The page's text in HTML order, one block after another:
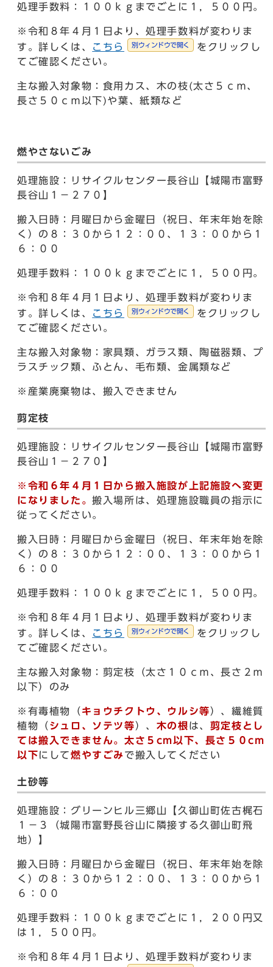
処理手数料：１００ｋｇまでごとに１，５００円。
※令和８年４月１日より、処理手数料が変わりま
す。詳しくは、
こちら 別ウィンドウで開く
をクリックし
てご確認ください。
主な搬入対象物：食用カス、木の枝(太さ５ｃｍ、
長さ５０ｃｍ以下)や葉、紙類など
燃やさないごみ
処理施設：リサイクルセンター長谷山【城陽市富野
長谷山１－２７０】
搬入日時：月曜日から金曜日（祝日、年末年始を除
く）の８：３０から１２：００、１３：００から１
６：００
処理手数料：１００ｋｇまでごとに１，５００円。
※令和８年４月１日より、処理手数料が変わりま
す。詳しくは、
こちら 別ウィンドウで開く
をクリックし
てご確認ください。
主な搬入対象物：家具類、ガラス類、陶磁器類、プ
ラスチック類、ふとん、毛布類、金属類など
※産業廃棄物は、搬入できません
剪定枝
処理施設：リサイクルセンター長谷山【城陽市富野
長谷山１－２７０】
※令和６年４月１日から搬入施設が
上記施設へ変更
になりました。搬入場所は、処理施設職員の指示に
従ってください。
搬入日時：月曜日から金曜日（祝日、年末年始を除
く）の８：３０から１２：００、１３：００から１
６：００
処理手数料：１００ｋｇまでごとに１，５００円。
※令和８年４月１日より、処理手数料が変わりま
す。詳しくは、
こちら 別ウィンドウで開く
をクリックし
てご確認ください。
主な搬入対象物：剪定枝（太さ１０ｃｍ、長さ２ｍ
以下）のみ
※有毒植物（ キョウチクトウ、ウルシ等）、繊維質
植物（ シュロ、ソテツ等）、 木の根は、 剪定枝とし
ては搬入できません。太さ５cm以下、長さ５０cm
以下にして燃やすごみ で搬入してください
土砂等
処理施設：グリーンヒル三郷山【久御山町佐古梶石
１－３（城陽市富野長谷山に隣接する久御山町飛
地）】
搬入日時：月曜日から金曜日（祝日、年末年始を除
く）の８：３０から１２：００、１３：００から１
６：００
処理手数料：１００ｋｇまでごとに１，２００円又
は１，５００円。
※令和８年４月１日より、処理手数料が変わりま